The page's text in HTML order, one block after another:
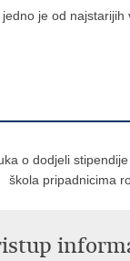
je od najstarijih
o dodjeli
škola pripadnicima